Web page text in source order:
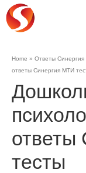
Home » Ответы
ответы Синергия МТИ
ответы
тесты